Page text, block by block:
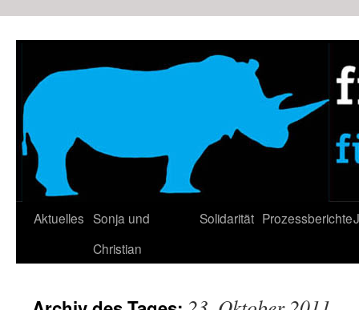
Aktuelles Sonja und
Christian
Solidarität Prozessberichte